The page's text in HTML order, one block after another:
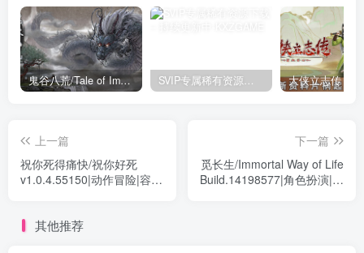
鬼谷八荒/Tale of Immortal v1.2.105.259|角色扮演|容量27.4GB|免安装绿色中文版 SVIP专属稀有资源下载 – 持续更新中
上一篇
祝你死得痛快/祝你好死
v1.0.4.55150|动作冒险|容量
下一篇
觅长生/Immortal Way of Life
Build.14198577|角色扮演|容
其他推荐